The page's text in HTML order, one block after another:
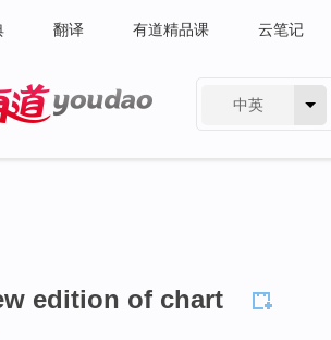
翻译 有道精品课 云笔记
中英
edition of chart